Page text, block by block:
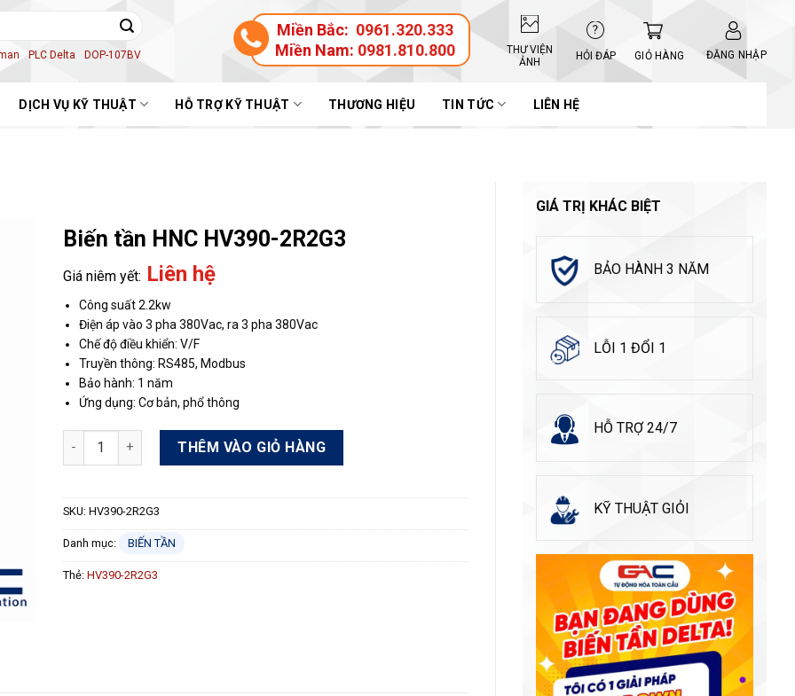
PLC Delta DOP-107BV
Miền Bắc: 0961.320.333
Miền Nam: 0981.810.800
THƯ VIỆN
ẢNH
HỎI ĐÁP GIỎ HÀNG ĐĂNG NHẬP
DỊCH VỤ KỸ THUẬT HỖ TRỢ KỸ THUẬT THƯƠNG HIỆU TIN TỨC LIÊN HỆ
GIÁ TRỊ KHÁC BIỆT
BẢO HÀNH 3 NĂM
LỖI 1 ĐỔI 1
HỖ TRỢ 24/7
KỸ THUẬT GIỎI
Biến tần HNC HV390-2R2G3
Liên hệ
Công suất 2.2kw
Điện áp vào 3 pha 380Vac, ra 3 pha 380Vac
Chế độ điều khiển: V/F
Truyền thông: RS485, Modbus
Bảo hành: 1 năm
Ứng dụng: Cơ bản, phổ thông
Biến tần HNC HV390-2R2G3 số lượng
THÊM VÀO GIỎ HÀNG
SKU: HV390-2R2G3
Danh mục: BIẾN TẦN
Thẻ: HV390-2R2G3